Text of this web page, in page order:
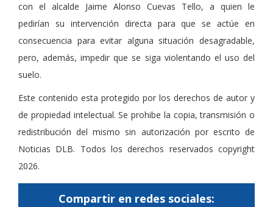
con el alcalde Jaime Alonso Cuevas Tello, a quien le
pedirían su intervención directa para que se actúe en
consecuencia para evitar alguna situación desagradable,
pero, además, impedir que se siga violentando el uso del
suelo.
Este contenido esta protegido por los derechos de autor y
de propiedad intelectual. Se prohibe la copia, transmisión o
redistribución del mismo sin autorización por escrito de
Noticias DLB. Todos los derechos reservados copyright
2026.
Compartir en redes sociales: